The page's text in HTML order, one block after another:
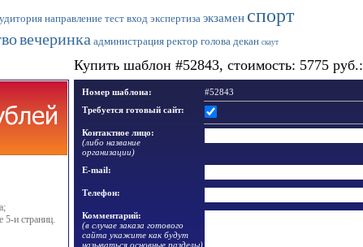
направление тест вход экспертиза экзамен спорт
вечеринка администрация ректор голова декан скаут
5-и страниц.
Купить шаблон #52843, стоимость: 5775 руб.:
Номер шаблона: #52843
Требуется готовый сайт:
Контактное лицо:
(либо название
организации)
E-mail:
Телефон:
Комментарий:
(в случае заказа готового
сайта укажите как будут
называться основные разделы)